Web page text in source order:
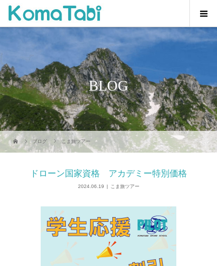
BLOG
ブログ こま旅ツアー
ドローン国家資格 アカデミー特別価格
2024.06.19 こま旅ツアー